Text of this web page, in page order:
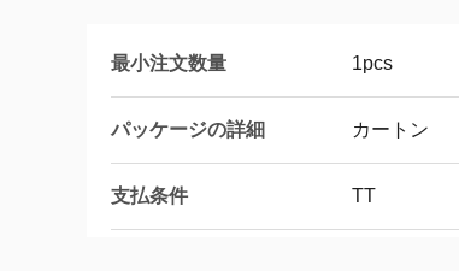
最小注文数量 1pcs
パッケージの詳細 カートン
支払条件 TT